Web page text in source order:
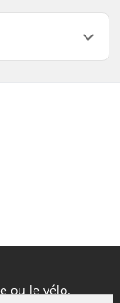
ou le vélo.